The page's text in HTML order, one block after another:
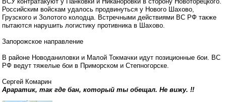
Российским войскам удалось продвинуться у Нового Шахово,
Грузского и Золотого колодца. Встречными действиями ВС РФ также
пытаются нарушить логистику противника в Шахово.
Запорожское направление
В районе Новоданиловки и Малой Токмачки идут позиционные бои. ВС
РФ ведут тяжелые бои в Приморском и Степногорске.
Сергей Комарин
Араратик, так где бан, который ты обещал. Не вижу. !!